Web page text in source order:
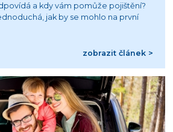
a kdy vám pomůže pojištění?
jak by se mohlo na první
zobrazit článek >